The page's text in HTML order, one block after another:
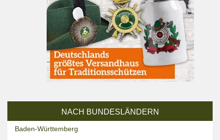
NACH BUNDESLÄNDERN
Baden-Württemberg